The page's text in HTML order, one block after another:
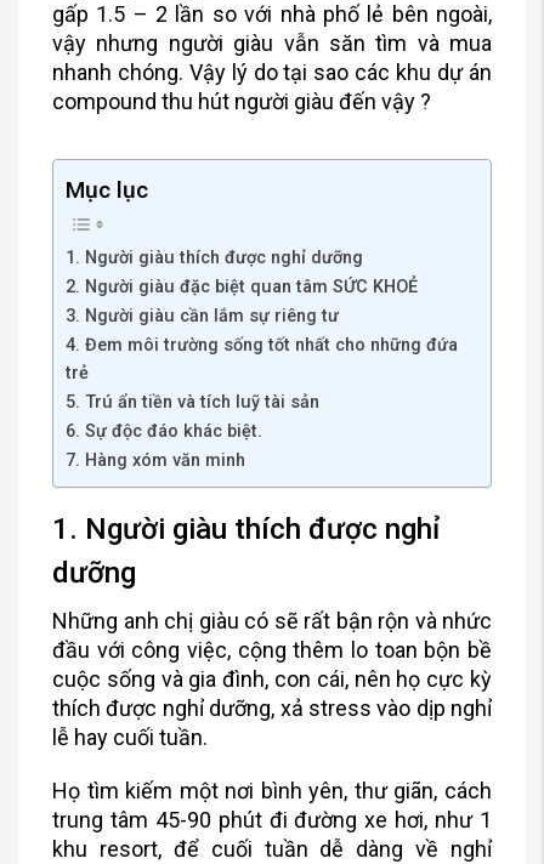
gấp 1.5 – 2 lần so với nhà phố lẻ bên ngoài,
vậy nhưng người giàu vẫn săn tìm và mua
nhanh chóng. Vậy lý do tại sao các khu dự án
compound thu hút người giàu đến vậy ?
Mục lục
1. Người giàu thích được nghỉ dưỡng
2. Người giàu đặc biệt quan tâm SỨC KHOẺ
3. Người giàu cần lắm sự riêng tư
4. Đem môi trường sống tốt nhất cho những đứa
trẻ
5. Trú ẩn tiền và tích luỹ tài sản
6. Sự độc đáo khác biệt.
7. Hàng xóm văn minh
1. Người giàu thích được nghỉ
dưỡng
Những anh chị giàu có sẽ rất bận rộn và nhức
đầu với công việc, cộng thêm lo toan bộn bề
cuộc sống và gia đình, con cái, nên họ cực kỳ
thích được nghỉ dưỡng, xả stress vào dịp nghỉ
lễ hay cuối tuần.
Họ tìm kiếm một nơi bình yên, thư giãn, cách
trung tâm 45-90 phút đi đường xe hơi, như 1
khu resort, để cuối tuần dễ dàng về nghỉ